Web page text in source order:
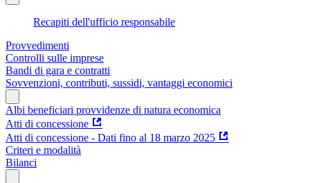
Recapiti dell'ufficio responsabile
Provvedimenti
Controlli sulle imprese
Bandi di gara e contratti
Sovvenzioni, contributi, sussidi, vantaggi economici
Albi beneficiari provvidenze di natura economica
Atti di concessione
Atti di concessione - Dati fino al 18 marzo 2025
Criteri e modalità
Bilanci